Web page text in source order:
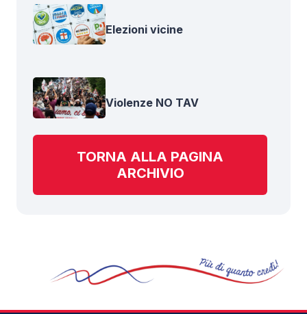
Elezioni vicine
Violenze NO TAV
TORNA ALLA PAGINA
ARCHIVIO